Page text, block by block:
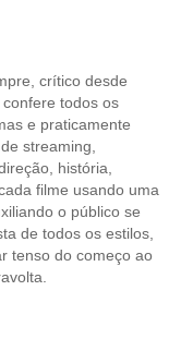
crítico desde
todos os
e praticamente
streaming,
história,
filme usando uma
o público se
de todos os estilos,
tenso do começo ao